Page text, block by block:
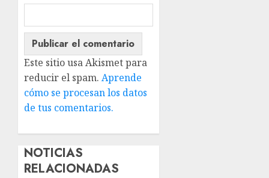
Este sitio usa Akismet para
reducir el spam. Aprende
cómo se procesan los datos
de tus comentarios.
NOTICIAS
RELACIONADAS